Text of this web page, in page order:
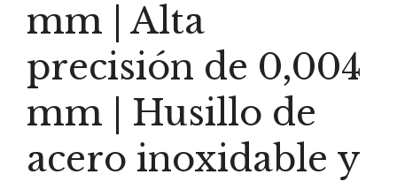
mm | Alta
precisión de 0,004
mm | Husillo de
acero inoxidable y